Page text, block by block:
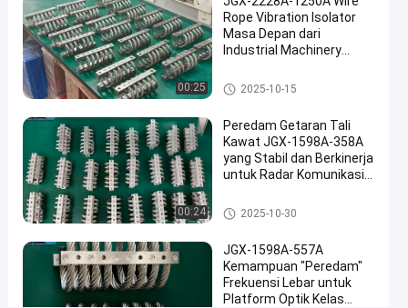
#
Damping
isolasi
tali
#
Damping
getaran
tali
kawat
e
00:25
Rope Vibration Isolator
Masa Depan dari
Industrial Machinery
Isolator getaran tali kawat
2025-10-15
00:24
Peredam Getaran Tali
Kawat JGX-1598A-358A
yang Stabil dan Berkinerja
untuk Radar Komunikasi
Isolator getaran tali kawat
2025-10-30
JGX-1598A-557A
Kemampuan "Peredam"
Frekuensi Lebar untuk
Platform Optik Kelas